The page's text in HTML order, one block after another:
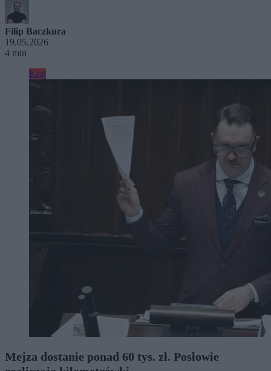
Filip Baczkura
19.05.2026
4 min
Kraj
Mejza dostanie ponad 60 tys. zł. Posłowie